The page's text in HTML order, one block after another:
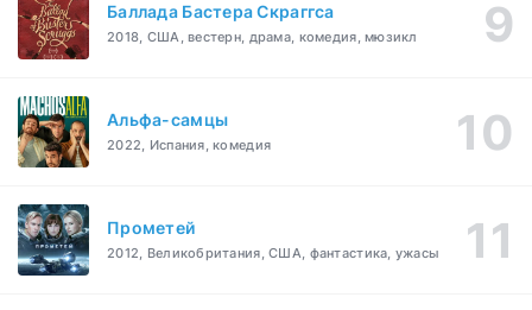
Баллада Бастера Скраггса
2018, США, вестерн, драма, комедия, мюзикл
Альфа-самцы
2022, Испания, комедия
Прометей
2012, Великобритания, США, фантастика, ужасы